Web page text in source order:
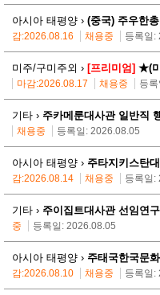
아시아 태평양 › (중국) 주우한
감:2026.08.16
채용중 등록일:
미주/구미주외 › [프리미엄] ★(
마감:2026.08.17 채용중 등
기타 › 주카메룬대사관 일반직
채용중
등록일: 2026.08.05
아시아 태평양 › 주타지키스탄
감:2026.08.14
채용중 등록일:
기타 › 주이집트대사관 선임연
중
등록일: 2026.08.05
아시아 태평양 › 주태국한국문
감:2026.08.10
채용중 등록일: